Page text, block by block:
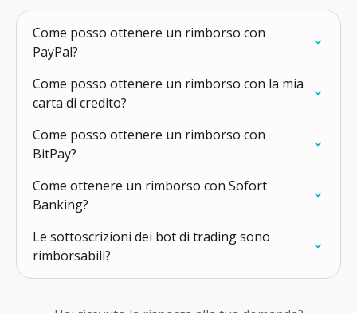
Come posso ottenere un rimborso con
PayPal?
Come posso ottenere un rimborso con la mia
carta di credito?
Come posso ottenere un rimborso con
BitPay?
Come ottenere un rimborso con Sofort
Banking?
Le sottoscrizioni dei bot di trading sono
rimborsabili?